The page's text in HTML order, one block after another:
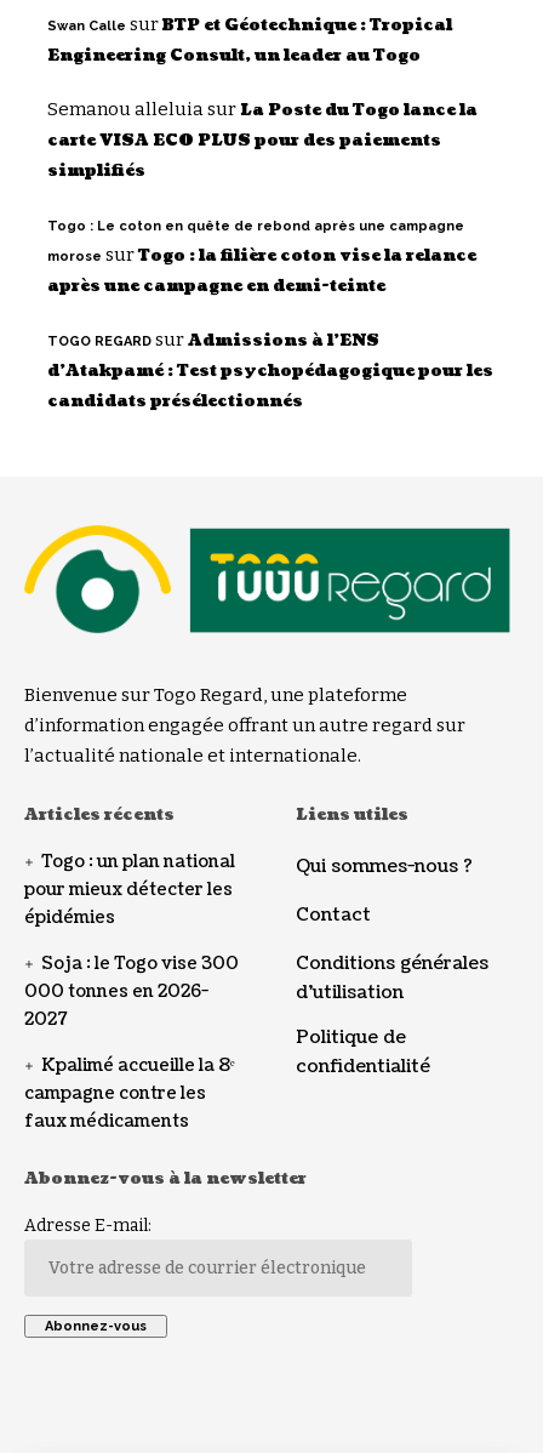
Swan Calle surBTP et Géotechnique : Tropical
Engineering Consult, un leader au Togo
Semanou alleluiasurLa Poste du Togo lance la
carte VISA ECO PLUS pour des paiements
simplifiés
Togo : Le coton en quête de rebond après une campagne
morose surTogo : la filière coton vise la relance
après une campagne en demi-teinte
TOGO REGARD surAdmissions à l’ENS
d’Atakpamé : Test psychopédagogique pour les
candidats présélectionnés
Bienvenue sur Togo Regard, une plateforme
d’information engagée offrant un autre regard sur
l’actualité nationale et internationale.
Articles récents
Togo : un plan national
pour mieux détecter les
épidémies
Soja : le Togo vise 300
000 tonnes en 2026-
2027
Kpalimé accueille la 8ᵉ
campagne contre les
faux médicaments
Liens utiles
Qui sommes-nous ?
Contact
Conditions générales
d’utilisation
Politique de
confidentialité
Abonnez-vous à la newsletter
Adresse E-mail: